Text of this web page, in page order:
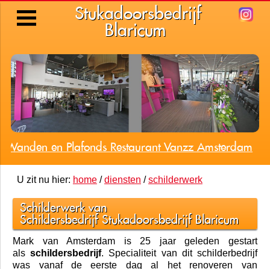
Stukadoorsbedrijf
Blaricum
Wanden en Plafonds Restaurant Vanzz Amsterdam
U zit nu hier: home/ diensten schilderwerk